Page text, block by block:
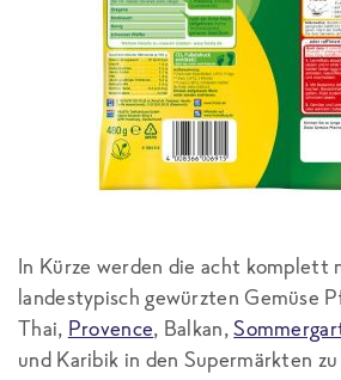
In Kürze werden die acht komplett
landestypisch gewürzten Gemüse
Thai, Provence, Balkan,
und Karibik in den Supermärkten